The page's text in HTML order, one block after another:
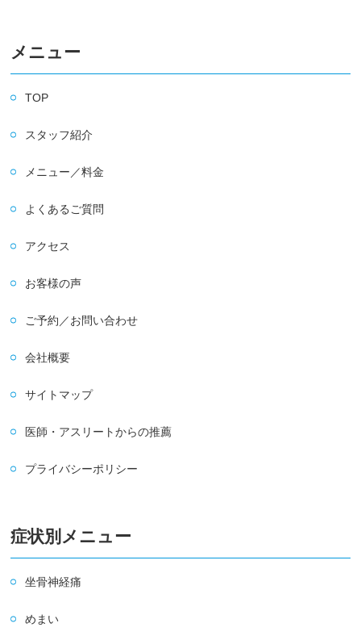
メニュー
TOP
スタッフ紹介
メニュー／料金
よくあるご質問
アクセス
お客様の声
ご予約／お問い合わせ
会社概要
サイトマップ
医師・アスリートからの推薦
プライバシーポリシー
症状別メニュー
坐骨神経痛
めまい